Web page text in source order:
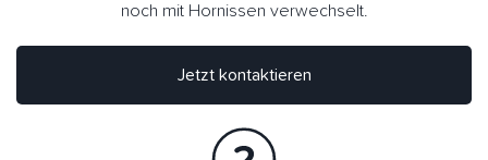
noch mit Hornissen verwechselt.
Jetzt kontaktieren